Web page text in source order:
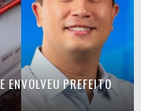
ENVOLVEU PREFEITO